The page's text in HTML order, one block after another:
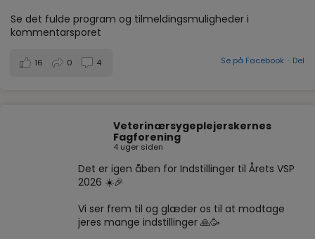
Se det fulde program og tilmeldingsmuligheder i
kommentarsporet
Se på Facebook · Del
16 0 4
Veterinærsygeplejerskernes
Fagforening
4 uger siden
Det er igen åben for Indstillinger til Årets VSP
2026 ☀️🎉
Vi ser frem til og glæder os til at modtage
jeres mange indstillinger 🙏🥳